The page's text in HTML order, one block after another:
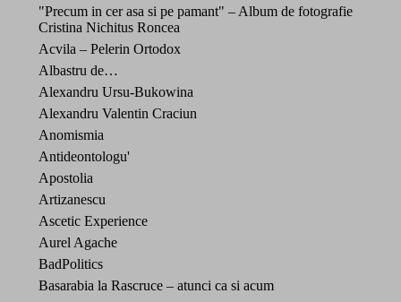
"Precum in cer asa si pe pamant" – Album de fotografie
Cristina Nichitus Roncea
Acvila – Pelerin Ortodox
Albastru de…
Alexandru Ursu-Bukowina
Alexandru Valentin Craciun
Anomismia
Antideontologu'
Apostolia
Artizanescu
Ascetic Experience
Aurel Agache
BadPolitics
Basarabia la Rascruce – atunci ca si acum